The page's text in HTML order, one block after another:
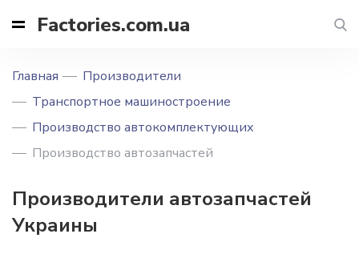
Factories.com.ua
Главная
Производители
Транспортное машиностроение
Производство автокомплектующих
Производство автозапчастей
Производители автозапчастей
Украины